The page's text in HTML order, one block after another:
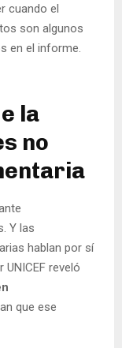
cuando el
son algunos
en el informe.
la
no
Y las
hablan por sí
reveló
que ese